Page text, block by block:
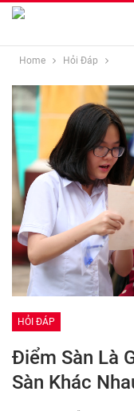
Home Hỏi Đáp
HỎI ĐÁP
Điểm Sàn Là
Sàn Khác